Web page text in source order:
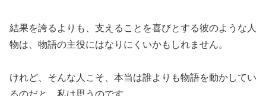
結果を誇るよりも、支えることを喜びとする彼のような人
物は、物語の主役にはなりにくいかもしれません。
けれど、そんな人こそ、本当は誰よりも物語を動かしてい